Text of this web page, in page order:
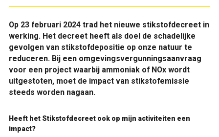
Op 23 februari 2024 trad het nieuwe stikstofdecreet in
werking. Het decreet heeft als doel de schadelijke
gevolgen van stikstofdepositie op onze natuur te
reduceren. Bij een omgevingsvergunningsaanvraag
voor een project waarbij ammoniak of NOx wordt
uitgestoten, moet de impact van stikstofemissie
steeds worden nagaan.
Heeft het Stikstofdecreet ook op mijn activiteiten een
impact?